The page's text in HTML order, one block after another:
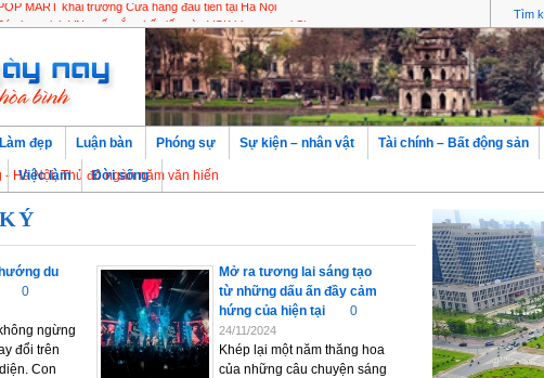
MART khai trương Cửa hàng đầu tiên tại Hà Nội
Thủ đô ngàn năm văn hiến
Làm đẹp Luận bàn Phóng sự Sự kiện – nhân vật Tài chính – Bất động sản
Việc làm Đời sống
du
0
ngừng
đổi trên
Con
Mở ra tương lai sáng tạo
từ những dấu ấn đầy cảm
hứng của hiện tại
0
24/11/2024
Khép lại một năm thăng hoa
của những câu chuyện sáng